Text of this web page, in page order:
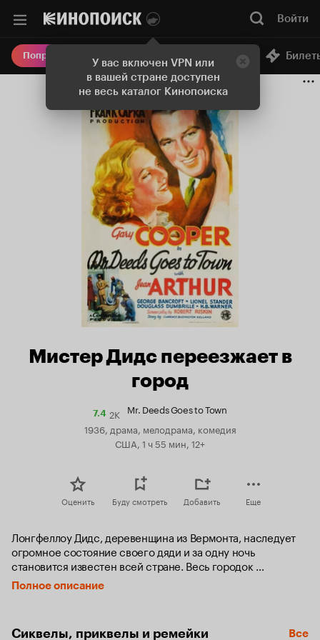
У вас включен VPN или
в вашей стране доступен
не весь каталог Кинопоиска
Войти
Попробовать Плюс Онлайн-кинотеатр
Мистер Дидс переезжает в
город
7.4Рейтинг
Кинопоиска
7.4
2K Mr. Deeds Goes to Town
1936, драма, мелодрама, комедия
США, 1 ч 55 мин, 12+
Оценить Буду смотреть Добавить Еще
Лонгфеллоу Дидс, деревенщина из Вермонта, наследует
огромное состояние своего дяди и за одну ночь
становится известен всей стране. Весь городок
собирается на вокзале, чтобы проводить Дидса, поэта,
играющего на трубе, в Нью-Йорк, где он должен вступить
Полное описание
Сиквелы, приквелы и ремейки Все